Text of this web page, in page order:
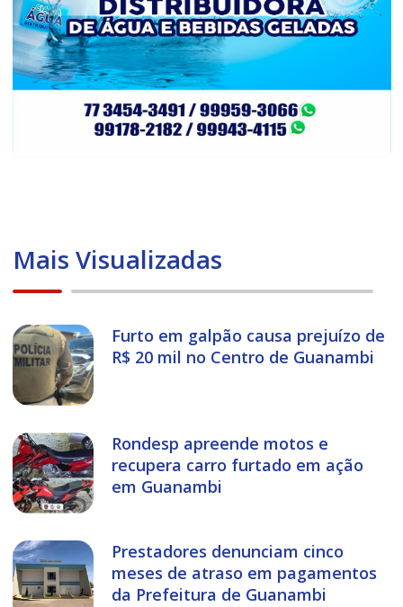
Mais Visualizadas
Furto em galpão causa prejuízo de
R$ 20 mil no Centro de Guanambi
Rondesp apreende motos e
recupera carro furtado em ação
em Guanambi
Prestadores denunciam cinco
meses de atraso em pagamentos
da Prefeitura de Guanambi